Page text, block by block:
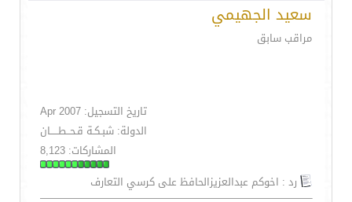
سعيد الجهيمي
مراقب سابق
تاريخ التسجيل: Apr 2007
الدولة: شبـكـة قـحــطـــــان
المشاركات: 8,123
رد : اخوكم عبدالعزيزالحافظ على كرسي التعارف